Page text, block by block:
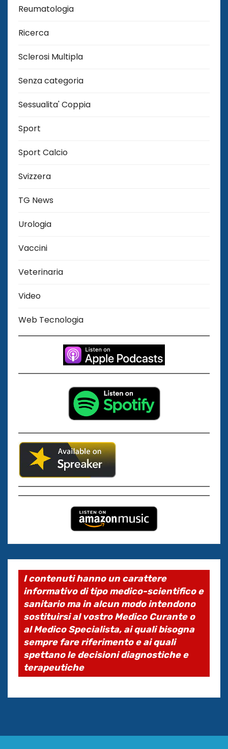
Reumatologia
Ricerca
Sclerosi Multipla
Senza categoria
Sessualita' Coppia
Sport
Sport Calcio
Svizzera
TG News
Urologia
Vaccini
Veterinaria
Video
Web Tecnologia
I contenuti hanno un carattere
informativo di tipo medico-scientifico e
sanitario ma in alcun modo intendono
sostituirsi al vostro Medico Curante o
al Medico Specialista, ai quali bisogna
sempre fare riferimento e ai quali
spettano le decisioni diagnostiche e
terapeutiche